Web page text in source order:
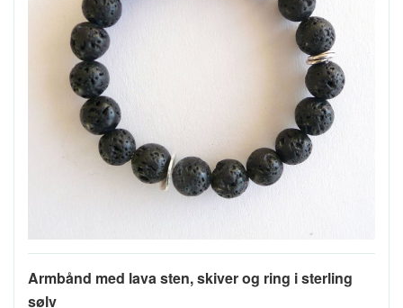
Armbånd med lava sten, skiver og ring i sterling
sølv